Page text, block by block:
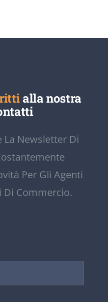
alla nostra
Newsletter Di
Per Gli Agenti
Di Commercio.